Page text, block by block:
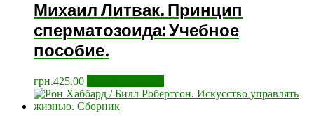
Михаил Литвак. Принцип
сперматозоида: Учебное
пособие.
грн.425.00